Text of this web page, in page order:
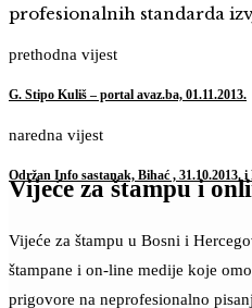
profesionalnih standarda
prethodna vijest
G. Stipo Kuliš – portal avaz.ba, 01.11.2013.
naredna vijest
Održan Info sastanak, Bihać , 31.10.2013.
Vijeće za štampu i
Vijeće za štampu u Bosni i
štampane i on-line medije koje
prigovore na neprofesionalno